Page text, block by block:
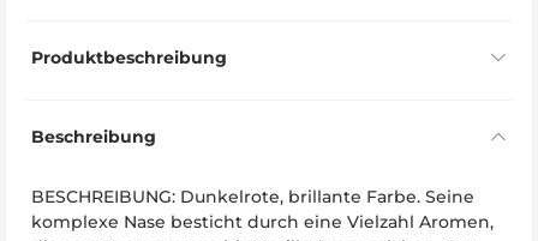
Produktbeschreibung
Beschreibung
BESCHREIBUNG: Dunkelrote, brillante Farbe. Seine
komplexe Nase besticht durch eine Vielzahl Aromen,